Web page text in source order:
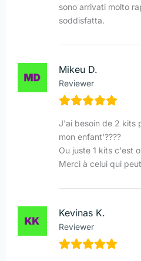
sono arrivati molto
soddisfatta.
Mikeu D.
Reviewer
J'ai besoin de 2 kits
mon enfant'????
Ou juste 1 kits c'est
Merci à celui qui
Kevinas K.
Reviewer